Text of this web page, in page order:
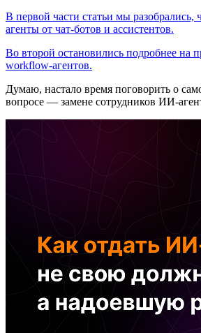
В первой части статьи мы
агенты от чат-ботов и ассистентов.
Во второй остановились подробнее на
workflow-агентов.
Думаю, настало время поговорить о
вопросе — замене сотрудников ИИ-